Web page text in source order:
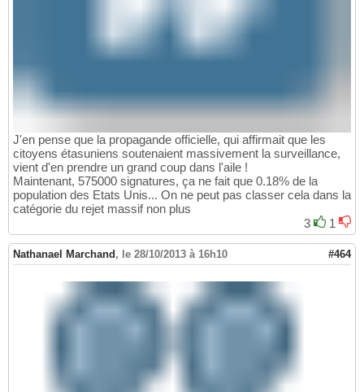
J'en pense que la propagande officielle, qui affirmait que les
citoyens étasuniens soutenaient massivement la surveillance,
vient d'en prendre un grand coup dans l'aile !
Maintenant, 575000 signatures, ça ne fait que 0.18% de la
population des Etats Unis... On ne peut pas classer cela dans la
catégorie du rejet massif non plus
3
1
Nathanael Marchand , le 28/10/2013 à 16h10 #464